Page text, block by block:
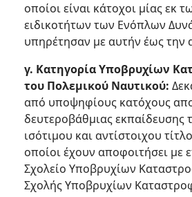
οποίοι είναι κάτοχοι μίας εκ
ειδικοτήτων των Ενόπλων
υπηρέτησαν με αυτήν έως την
γ. Κατηγορία Υποβρυχίων
του Πολεμικού Ναυτικού:
από υποψηφίους κατόχους
δευτεροβάθμιας εκπαίδευσης
ισότιμου και αντίστοιχου
οποίοι έχουν αποφοιτήσει με
Σχολείο Υποβρυχίων
Σχολής Υποβρυχίων